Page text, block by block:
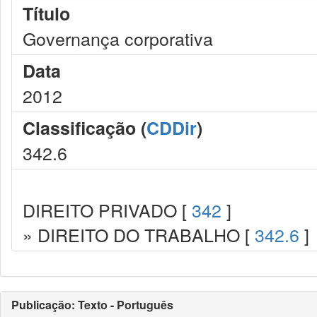
Título
Governança corporativa
Data
2012
Classificação (CDDir)
342.6
DIREITO PRIVADO [ 342 ]
» DIREITO DO TRABALHO [ 342.6 ]
Publicação: Texto - Português